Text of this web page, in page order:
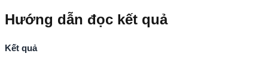
Hướng dẫn đọc kết quả
Kết quả